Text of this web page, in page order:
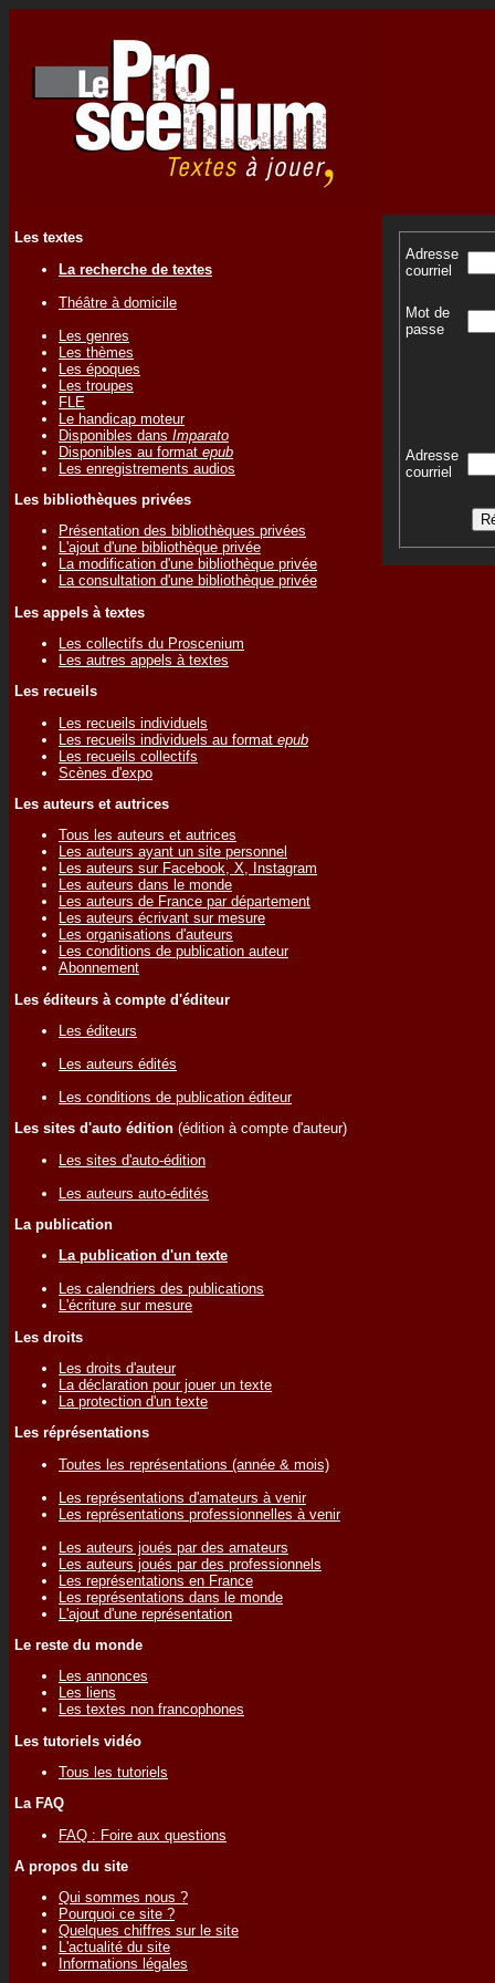
Les textes
La recherche de textes
Théâtre à domicile
Les genres
Les thèmes
Les époques
Les troupes
FLE
Le handicap moteur
Disponibles dans Imparato
Disponibles au format epub
Les enregistrements audios
Les bibliothèques privées
Présentation des bibliothèques privées
L'ajout d'une bibliothèque privée
La modification d'une bibliothèque privée
La consultation d'une bibliothèque privée
Les appels à textes
Les collectifs du Proscenium
Les autres appels à textes
Les recueils
Les recueils individuels
Les recueils individuels au format epub
Les recueils collectifs
Scènes d'expo
Les auteurs et autrices
Tous les auteurs et autrices
Les auteurs ayant un site personnel
Les auteurs sur Facebook, X, Instagram
Les auteurs dans le monde
Les auteurs de France par département
Les auteurs écrivant sur mesure
Les organisations d'auteurs
Les conditions de publication auteur
Abonnement
Les éditeurs à compte d'éditeur
Les éditeurs
Les auteurs édités
Les conditions de publication éditeur
Les sites d'auto édition (édition à compte d'auteur)
Les sites d'auto-édition
Les auteurs auto-édités
La publication
La publication d'un texte
Les calendriers des publications
L'écriture sur mesure
Les droits
Les droits d'auteur
La déclaration pour jouer un texte
La protection d'un texte
Les réprésentations
Toutes les représentations (année & mois)
Les représentations d'amateurs à venir
Les représentations professionnelles à venir
Les auteurs joués par des amateurs
Les auteurs joués par des professionnels
Les représentations en France
Les représentations dans le monde
L'ajout d'une représentation
Le reste du monde
Les annonces
Les liens
Les textes non francophones
Les tutoriels vidéo
Tous les tutoriels
La FAQ
FAQ : Foire aux questions
A propos du site
Qui sommes nous ?
Pourquoi ce site ?
Quelques chiffres sur le site
L'actualité du site
Informations légales
Adresse
courriel
Mot de
passe
Adresse
courriel